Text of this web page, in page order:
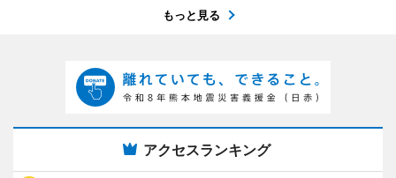
もっと見る
アクセスランキング